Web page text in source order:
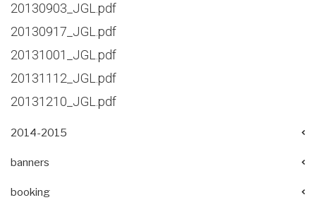
20130903_JGL.pdf
20130917_JGL.pdf
20131001_JGL.pdf
20131112_JGL.pdf
20131210_JGL.pdf
2014-2015
banners
booking